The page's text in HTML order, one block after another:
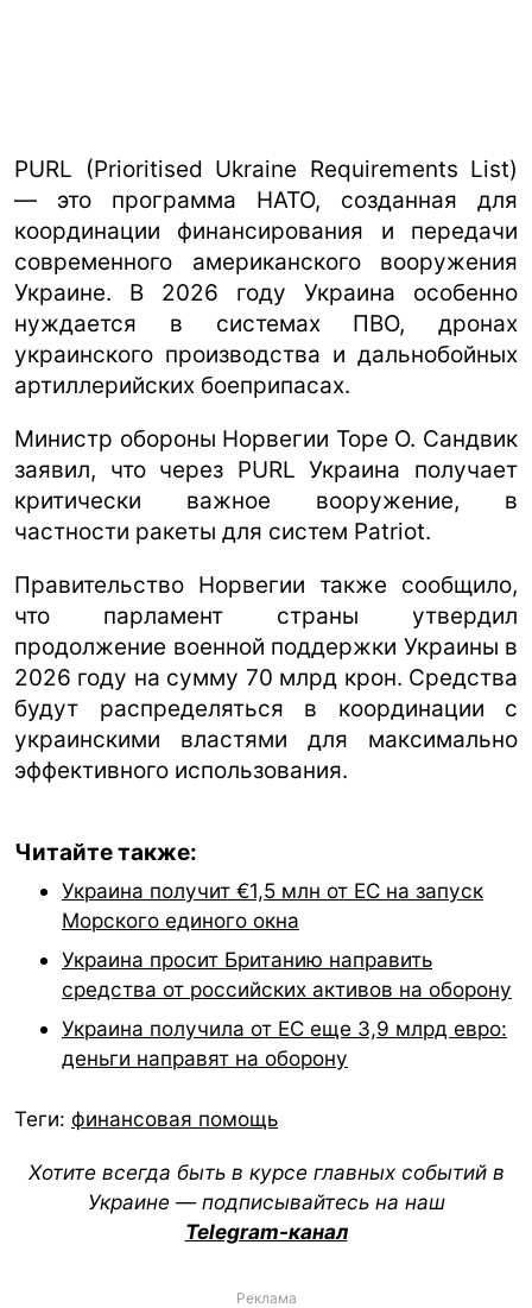
PURL (Prioritised Ukraine Requirements List)
— это программа НАТО, созданная для
координации финансирования и передачи
современного американского вооружения
Украине. В 2026 году Украина особенно
нуждается в системах ПВО, дронах
украинского производства и дальнобойных
артиллерийских боеприпасах.
Министр обороны Норвегии Торе О. Сандвик
заявил, что через PURL Украина получает
критически важное вооружение, в
частности ракеты для систем Patriot.
Правительство Норвегии также сообщило,
что парламент страны утвердил
продолжение военной поддержки Украины в
2026 году на сумму 70 млрд крон. Средства
будут распределяться в координации с
украинскими властями для максимально
эффективного использования.
Читайте также:
Украина получит €1,5 млн от ЕС на запуск
Морского единого окна
Украина просит Британию направить
средства от российских активов на оборону
Украина получила от ЕС еще 3,9 млрд евро:
деньги направят на оборону
Теги: финансовая помощь
Хотите всегда быть в курсе главных событий в
Украине — подписывайтесь на наш
Telegram-канал
Реклама